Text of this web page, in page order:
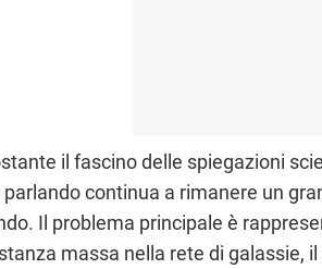
il fascino delle spiegazioni
parlando continua a rimanere un
Il problema principale è
massa nella rete di galassie,